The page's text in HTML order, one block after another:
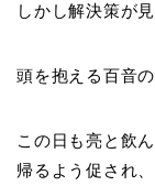
しかし解決策が
頭を抱える百音
この日も亮と飲
帰るよう促され